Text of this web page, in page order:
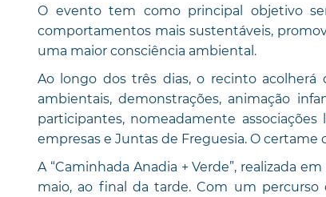
O evento tem como principal objetivo
comportamentos mais sustentáveis,
uma maior consciência ambiental.
Ao longo dos três dias, o recinto acolherá
ambientais, demonstrações, animação
participantes, nomeadamente
empresas e Juntas de Freguesia. O
A “Caminhada Anadia + Verde”, realizada
maio, ao final da tarde. Com um